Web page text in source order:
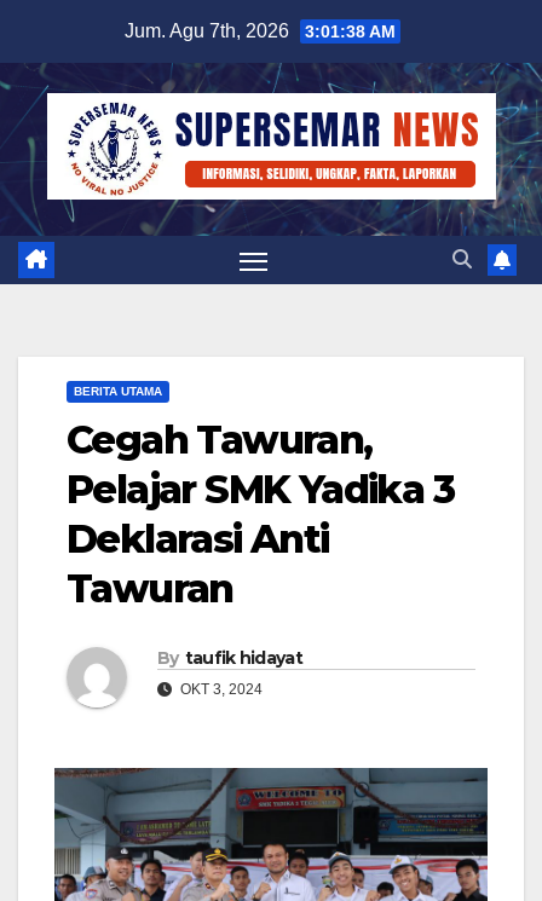
content
Jum. Agu 7th, 2026 3:01:39 AM
BERITA UTAMA
Cegah Tawuran,
Pelajar SMK Yadika 3
Deklarasi Anti
Tawuran
By taufik hidayat
OKT 3, 2024